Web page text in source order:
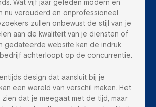
Wat vijf jaar geleden modern en
nu verouderd en onprofessioneel
zullen onbewust de stijl van je
aan de kwaliteit van je diensten of
gedateerde website kan de indruk
achterloopt op de concurrentie.
design dat aansluit bij je
kan een wereld van verschil maken. Het
zien dat je meegaat met de tijd, maar